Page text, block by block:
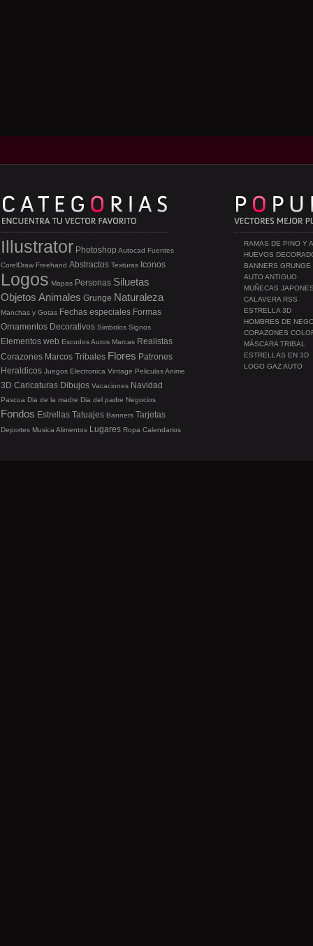
RAMAS DE PINO Y
HUEVOS
BANNERS GRUNGE
AUTO ANTIGUO
MUÑECAS
CALAVERA RSS
ESTRELLA 3D
HOMBRES DE
CORAZONES
MÁSCARA TRIBAL
ESTRELLAS EN 3D
LOGO GAZ AUTO
Illustrator Photoshop Autocad Fuentes
CorelDraw Freehand Abstractos Texturas Iconos
Logos Mapas Personas Siluetas
Objetos Animales Grunge Naturaleza
Manchas y Gotas Fechas especiales Formas
Ornamentos Decorativos Simbolos Signos
Elementos web EscudosAutos Marcas Realistas
Corazones Marcos Tribales Flores Patrones
Heraldicos Juegos Electronica Vintage PeliculasAnime
3D Caricaturas Dibujos Vacaciones Navidad
Pascua Dia de la madre Dia del padre Negocios
Fondos Estrellas Tatuajes Banners Tarjetas
Deportes Musica Alimentos Lugares Ropa Calendarios